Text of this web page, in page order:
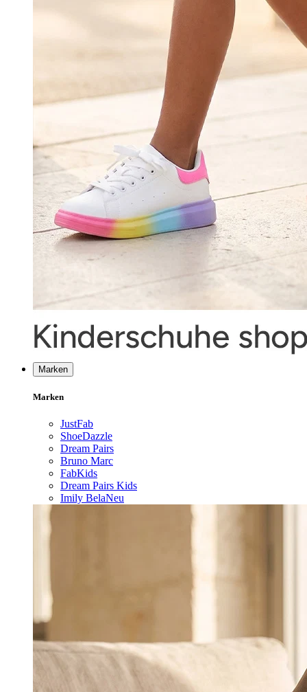
Marken
Marken
JustFab
ShoeDazzle
Dream Pairs
Bruno Marc
FabKids
Dream Pairs Kids
Imily BelaNeu